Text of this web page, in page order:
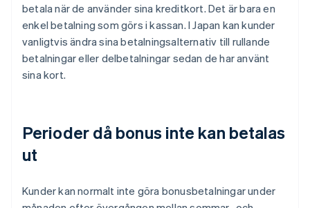
betala när de använder sina kreditkort. Det är bara en
enkel betalning som görs i kassan. I Japan kan kunder
vanligtvis ändra sina betalningsalternativ till rullande
betalningar eller delbetalningar sedan de har använt
sina kort.
Perioder då bonus inte kan betalas
ut
Kunder kan normalt inte göra bonusbetalningar under